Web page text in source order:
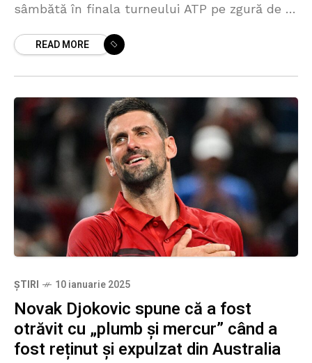
sâmbătă în finala turneului ATP pe zgură de la
valoareREAD MORE
ȘTIRI 10 ianuarie 2025
Novak Djokovic spune că a fost
otrăvit cu „plumb și mercur” când a
fost reținut și expulzat din Australia